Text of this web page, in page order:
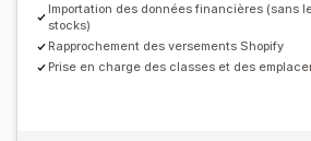
Rapprochement bancaire
Importation de l’historique des
Importation des données financières (sans
stocks)
Rapprochement des versements Shopify
Prise en charge des classes et des